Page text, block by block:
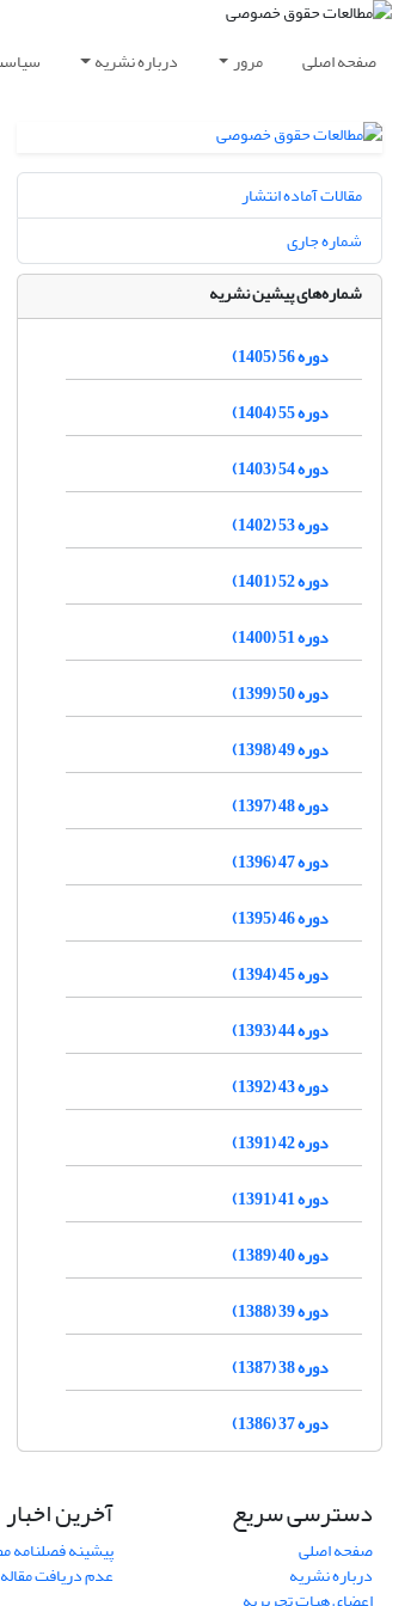
صفحه اصلی مرور درباره نشریه
مقالات آماده انتشار
شماره جاری
شماره‌های پیشین نشریه
دوره 56 (1405)
دوره 55 (1404)
دوره 54 (1403)
دوره 53 (1402)
دوره 52 (1401)
دوره 51 (1400)
دوره 50 (1399)
دوره 49 (1398)
دوره 48 (1397)
دوره 47 (1396)
دوره 46 (1395)
دوره 45 (1394)
دوره 44 (1393)
دوره 43 (1392)
دوره 42 (1391)
دوره 41 (1391)
دوره 40 (1389)
دوره 39 (1388)
دوره 38 (1387)
دوره 37 (1386)
دسترسی سریع
صفحه اصلی
درباره نشریه
آخرین اخبار
پیشینه
عدم دریافت